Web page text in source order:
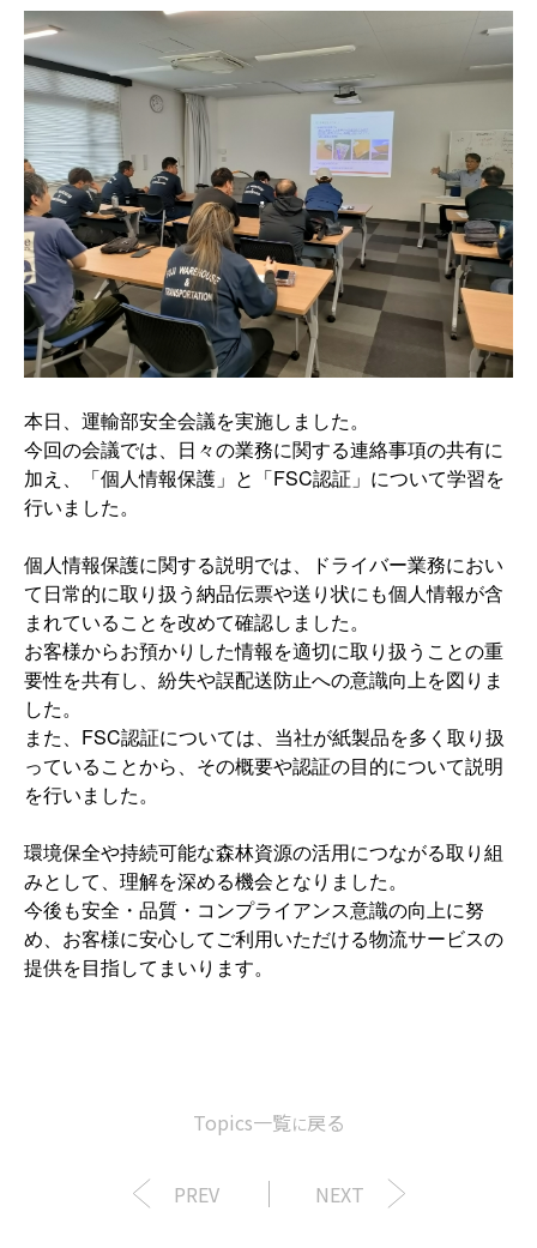
本日、運輸部安全会議を実施しました。
今回の会議では、日々の業務に関する連絡事項の共有に
加え、「個人情報保護」と「FSC認証」について学習を
行いました。
個人情報保護に関する説明では、ドライバー業務におい
て日常的に取り扱う納品伝票や送り状にも個人情報が含
まれていることを改めて確認しました。
お客様からお預かりした情報を適切に取り扱うことの重
要性を共有し、紛失や誤配送防止への意識向上を図りま
した。
また、FSC認証については、当社が紙製品を多く取り扱
っていることから、その概要や認証の目的について説明
を行いました。
環境保全や持続可能な森林資源の活用につながる取り組
みとして、理解を深める機会となりました。
今後も安全・品質・コンプライアンス意識の向上に努
め、お客様に安心してご利用いただける物流サービスの
提供を目指してまいります。
PREV
Topics一覧に戻る
NEXT